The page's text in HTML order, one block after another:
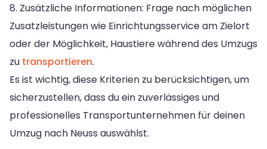
8. Zusätzliche Informationen: Frage nach möglichen
Zusatzleistungen wie Einrichtungsservice am Zielort
oder der Möglichkeit, Haustiere während des Umzugs
zu transportieren.
Es ist wichtig, diese Kriterien zu berücksichtigen, um
sicherzustellen, dass du ein zuverlässiges und
professionelles Transportunternehmen für deinen
Umzug nach Neuss auswählst.